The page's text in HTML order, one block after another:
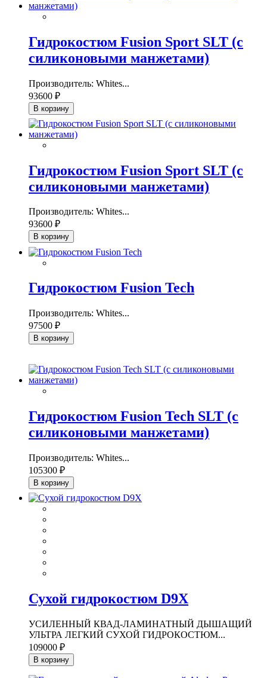
Гидрокостюм Fusion Sport SLT (с
силиконовыми манжетами)
Производитель: Whites...
93600 ₽
В корзину
Гидрокостюм Fusion Sport SLT (с
силиконовыми манжетами)
Производитель: Whites...
93600 ₽
В корзину
Гидрокостюм Fusion Tech
Производитель: Whites...
97500 ₽
В корзину
Гидрокостюм Fusion Tech SLT (с
силиконовыми манжетами)
Производитель: Whites...
105300 ₽
В корзину
Сухой гидрокостюм D9X
УСИЛЕННЫЙ КВАД-ЛАМИНАТНЫЙ ДЫШАЩИЙ
УЛЬТРА ЛЕГКИЙ СУХОЙ ГИДРОКОСТЮМ...
109000 ₽
В корзину